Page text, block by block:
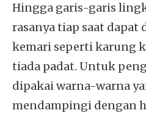
Hingga garis-garis
rasanya tiap saat
kemari seperti karung
tiada padat. Untuk
dipakai warna-warna
mendampingi dengan